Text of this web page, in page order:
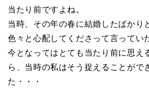
当たり前ですよね。
当時、その年の春に結婚したばかり
色々と心配してくださって言ってい
今となってはとても当たり前に思え
ら、当時の私はそう捉えることがで
た・・・